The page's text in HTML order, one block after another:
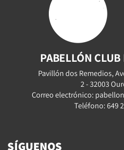
PABELLÓN
Pavillón dos Remedios,
2 - 32003
Correo electrónico:
Teléfono: 649
SÍGUENOS